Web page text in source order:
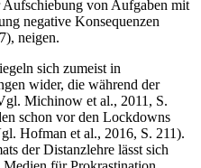
Aufschiebung von Aufgaben mit
negative Konsequenzen
neigen.
sich zumeist in
wider, die während der
Michinow et al., 2011, S.
schon vor den Lockdowns
Hofman et al., 2016, S. 211).
der Distanzlehre lässt sich